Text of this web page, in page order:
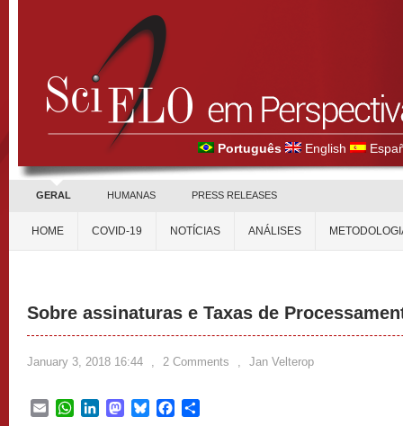
Português English
GERAL HUMANAS PRESS RELEASES
HOME COVID-19 NOTÍCIAS ANÁLISES
Sobre assinaturas e Taxas de
January 3, 2018 16:44 , 2 Comments , Jan Velterop
EmailWhatsApp
LinkedInMastodon
BlueskyFacebook